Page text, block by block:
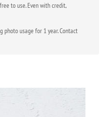
to use. Even with credit,
usage for 1 year. Contact